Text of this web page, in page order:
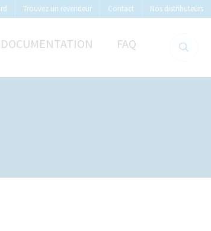
Trouvez un revendeur Contact Nos distributeurs
DOCUMENTATION FAQ